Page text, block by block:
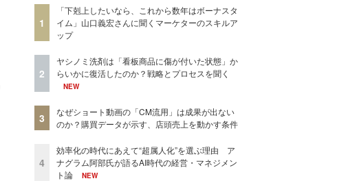
1
「下剋上したいなら、これから数年はボーナスタ
イム」山口義宏さんに聞くマーケターのスキルア
ップ
2
ヤシノミ洗剤は「看板商品に傷が付いた状態」か
らいかに復活したのか？戦略とプロセスを聞く
NEW
3
なぜショート動画の「CM流用」は成果が出ない
のか？購買データが示す、店頭売上を動かす条件
4
効率化の時代にあえて“超属人化”を選ぶ理由 ア
ナグラム阿部氏が語るAI時代の経営・マネジメン
ト論
NEW